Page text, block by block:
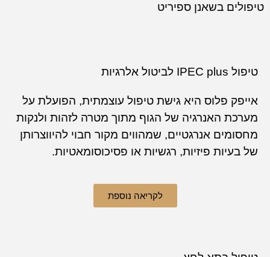
בשאנן ספיריט
פלוס היא גישת טיפול עוצמתית, הפועלת על
האנרגיה של הגוף מתוך מטרה לזהות ולנקות
אנרגטיים, שמהווים מקור חבוי להיווצרותן
פיזיות, רגשיות או פסיכוסומאטיות.
לקריאה נוספת